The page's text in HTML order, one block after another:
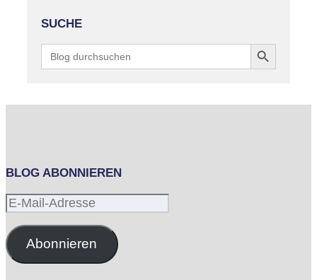
SUCHE
Search
for:
Search Button
BLOG ABONNIEREN
E-
AdresseAbonnieren